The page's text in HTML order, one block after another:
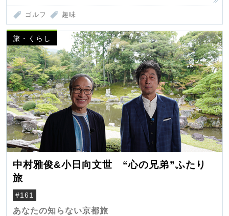
ゴルフ 趣味
旅・くらし
中村雅俊&小日向文世 “心の兄弟”ふたり
旅
#161
あなたの知らない京都旅